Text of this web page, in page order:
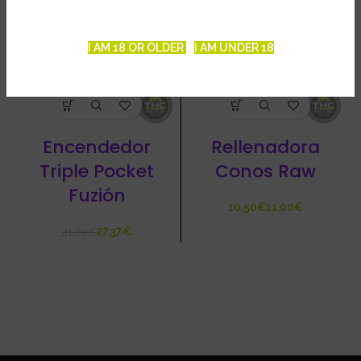
I AM 18 OR OLDER I AM UNDER 18
Encendedor
Triple Pocket
Fuzión
27,37€
Rellenadora
Conos Raw
€ €